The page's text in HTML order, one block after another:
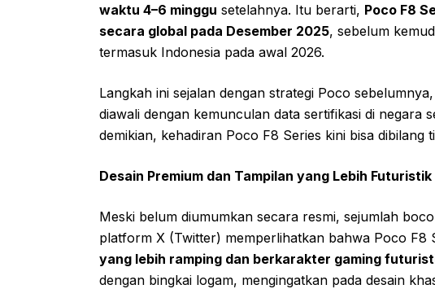
waktu 4–6 minggu setelahnya. Itu berarti, Poco F8
secara global pada Desember 2025, sebelum
termasuk Indonesia pada awal 2026.
Langkah ini sejalan dengan strategi Poco
diawali dengan kemunculan data sertifikasi di negara
demikian, kehadiran Poco F8 Series kini bisa dibilang
Desain Premium dan Tampilan yang Lebih Futuristik
Meski belum diumumkan secara resmi, sejumlah
platform X (Twitter) memperlihatkan bahwa Poco F8
yang lebih ramping dan berkarakter gaming
dengan bingkai logam, mengingatkan pada desain